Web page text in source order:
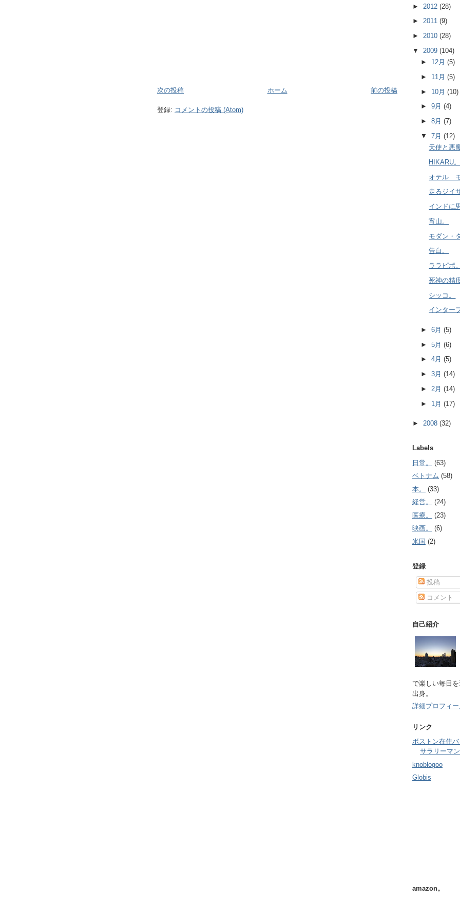
次の投稿 前の投稿
ホーム
登録: コメントの投稿 (Atom)
► 2012 (28)
► 2011 (9)
► 2010 (28)
▼ 2009 (104)
► 12月 (5)
► 11月 (5)
► 10月 (10)
► 9月 (4)
► 8月 (7)
▼ 7月 (12)
天使と悪
HIKARU。
オテル モ
走るジイ
インドに
宵山。
モダン・
告白。
ララピポ。
死神の精
シッコ。
インター
► 6月 (5)
► 5月 (6)
► 4月 (5)
► 3月 (14)
► 2月 (14)
► 1月 (17)
► 2008 (32)
Labels
日常。
(63)
ベトナム (58)
本。
(33)
経営。
(24)
医療。
(23)
映画。
(6)
米国 (2)
登録
投稿
コメント
自己紹介
で楽しい毎日
出身。
詳細プロフィ
リンク
ボストン在住
サラリーマ
knoblogoo
Globis
amazon。